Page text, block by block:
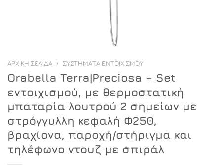
ΑΡΧΙΚΉ ΣΕΛΊΔΑ / ΣΥΣΤΉΜΑΤΑ ΕΝΤΟΙΧΙΣΜΟΎ
Orabella Terra|Preciosa – Set
εντοιχισμού, με θερμοστατική
μπαταρία λουτρού 2 σημείων με
στρόγγυλλη κεφαλή Φ250,
βραχίονα, παροχή/στήριγμα και
τηλέφωνο ντουζ με σπιράλ